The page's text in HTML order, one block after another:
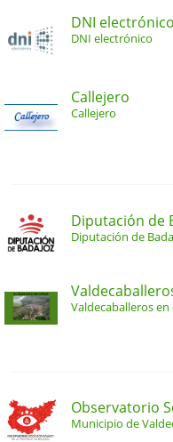
DNI electrónico
DNI electrónico
Callejero
Callejero
Diputación de
Diputación de
Valdecaballeros en
Observatorio
Municipio de